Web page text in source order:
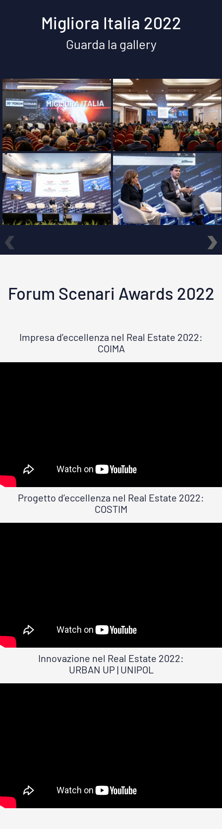
Migliora Italia 2022
Guarda la gallery
‹ ›
Forum Scenari Awards 2022
Impresa d’eccellenza nel Real Estate 2022:
COIMA
Progetto d’eccellenza nel Real Estate 2022:
COSTIM
Innovazione nel Real Estate 2022:
URBAN UP | UNIPOL